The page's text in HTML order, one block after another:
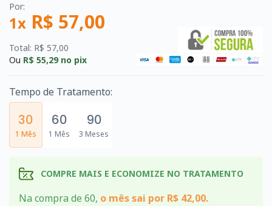
Por:
1x R$ 57,00
Total: R$ 57,00
Ou R$ 55,29no pix
Tempo de Tratamento:
30
1 Mês
60
1 Mês
90
3 Meses
COMPRE MAIS E ECONOMIZE NO TRATAMENTO
Na compra de 60, o mês sai por R$ 42,00.